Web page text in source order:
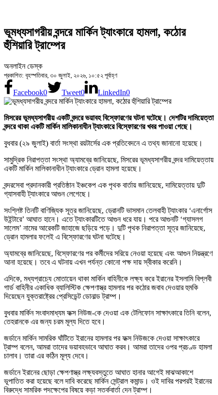
ভূমধ্যসাগরীয় বন্দরে মার্কিন ট্যাংকারে হামলা, কঠোর
হুঁশিয়ারি ট্রাম্পের
অনলাইন ডেস্ক
প্রকাশিত: বৃহস্পতিবার, ৩০ জুলাই, ২০২৬, ১০:৫২ পূর্বাহ্ণ
Facebook0 Tweet0 LinkedIn0
মিসরের ভূমধ্যসাগরীয় একটি বন্দরে ভয়াবহ বিস্ফোরণের ঘটনা ঘটেছে। দেশটির দামিয়েত্তা
বন্দরে থাকা একটি মার্কিন মালিকানাধীন ট্যাংকারে বিস্ফোরণের খবর পাওয়া গেছে।
বুধবার (২৯ জুলাই) বার্তা সংস্থা রয়টার্সের এক প্রতিবেদনে এ তথ্য জানানো হয়েছে।
সামুদ্রিক নিরাপত্তা সংস্থা অ্যামব্রে জানিয়েছে, মিসরের ভূমধ্যসাগরীয় বন্দর দামিয়েত্তায়
একটি মার্কিন মালিকানাধীন ট্যাংকারে ড্রোন হামলা হয়েছে।
বন্দরসেবা প্রদানকারী প্রতিষ্ঠান ইঞ্চকেপ এক পৃথক বার্তায় জানিয়েছে, দামিয়েত্তায় দুটি
গ্যাসবাহী ট্যাংকারে আগুন লেগেছে।
সংশ্লিষ্ট তিনটি বাণিজ্যিক সূত্র জানিয়েছে, ড্রোনটি ভাসমান তেলবাহী ট্যাংকার ‘এনার্গোস
উইন্টারে’ আঘাত হানে। এতে ট্যাংকারটিতে আগুন ধরে যায়। পরে আগুনটি ‘গ্যাসলগ
সালেম’ নামের আরেকটি জাহাজে ছড়িয়ে পড়ে। দুটি পৃথক নিরাপত্তা সূত্র জানিয়েছে,
ড্রোন হামলার ফলেই এ বিস্ফোরণের ঘটনা ঘটেছে।
অ্যামব্রে জানিয়েছে, বিস্ফোরণের পর কর্মীদের সরিয়ে নেওয়া হয়েছে এবং আগুন নিয়ন্ত্রণে
আনা হয়েছে। তবে এ ঘটনায় এখন পর্যন্ত কোনো পক্ষ দায় স্বীকার করেনি।
এদিকে, মধ্যপ্রাচ্যে মোতায়েন থাকা মার্কিন বাহিনীকে লক্ষ্য করে ইরানের ইসলামি বিপ্লবী
গার্ড বাহিনীর একাধিক ব্যালিস্টিক ক্ষেপণাস্ত্র হামলার পর কঠোর জবাব দেওয়ার হুমকি
দিয়েছেন যুক্তরাষ্ট্রের প্রেসিডেন্ট ডোনাল্ড ট্রাম্প।
বুধবার মার্কিন সংবাদমাধ্যম ফক্স নিউজ-কে দেওয়া এক টেলিফোন সাক্ষাৎকারে তিনি বলেন,
তেহরানকে এর জন্য চরম মূল্য দিতে হবে।
জর্ডানে মার্কিন সামরিক ঘাঁটিতে ইরানের হামলার পর ফক্স নিউজকে দেওয়া সাক্ষাৎকারে
ট্রাম্প বলেন, আমরা তাদের ভয়াবহভাবে আঘাত করব। আমরা তাদের ওপর প্রচণ্ড হামলা
চালাব। তারা এর কঠিন মূল্য দেবে।
জর্ডানে ইরানের ছোড়া ক্ষেপণাস্ত্র লক্ষ্যবস্তুতে আঘাত হানার আগেই মাঝআকাশে
ভূপাতিত করা হয়েছে বলে দাবি করেছে মার্কিন সেন্ট্রাল কমান্ড। ওই দাবির পরপরই ইরানের
বিরুদ্ধে সামরিক পদক্ষেপের বিষয়ে কড়া সতর্কবার্তা দেন ট্রাম্প।